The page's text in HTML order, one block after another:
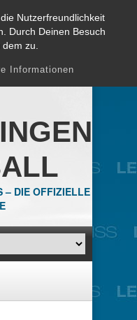
Nutzerfreundlichkeit
Durch Deinen Besuch
zu.
Informationen
– DIE OFFIZIELLE